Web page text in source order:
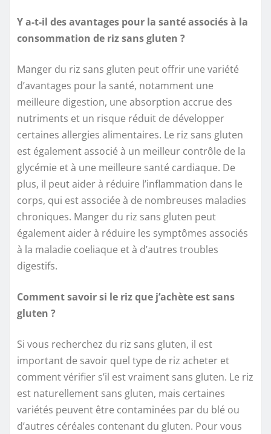
Y a-t-il des avantages pour la santé associés à la
consommation de riz sans gluten ?
Manger du riz sans gluten peut offrir une variété
d’avantages pour la santé, notamment une
meilleure digestion, une absorption accrue des
nutriments et un risque réduit de développer
certaines allergies alimentaires. Le riz sans gluten
est également associé à un meilleur contrôle de la
glycémie et à une meilleure santé cardiaque. De
plus, il peut aider à réduire l’inflammation dans le
corps, qui est associée à de nombreuses maladies
chroniques. Manger du riz sans gluten peut
également aider à réduire les symptômes associés
à la maladie coeliaque et à d’autres troubles
digestifs.
Comment savoir si le riz que j’achète est sans
gluten ?
Si vous recherchez du riz sans gluten, il est
important de savoir quel type de riz acheter et
comment vérifier s’il est vraiment sans gluten. Le riz
est naturellement sans gluten, mais certaines
variétés peuvent être contaminées par du blé ou
d’autres céréales contenant du gluten. Pour vous